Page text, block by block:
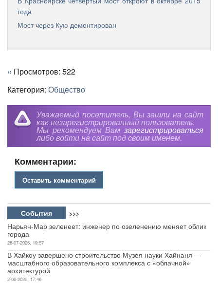
года
Мост через Кую демонтирован
« Просмотров: 522
Категория: Общество
Уважаемый посетитель, Вы зашли на сайт
как незарегистрированный пользователь.
Мы рекомендуем Вам зарегистрироваться
либо войти на сайт под своим именем.
Комментарии:
Оставить комментарий
События >>>
Нарьян-Мар зеленеет: инженер по озеленению меняет облик
города
28-07-2026, 19:57
В Хайкоу завершено строительство Музея науки Хайнаня —
масштабного образовательного комплекса с «облачной»
архитектурой
2-06-2026, 17:46